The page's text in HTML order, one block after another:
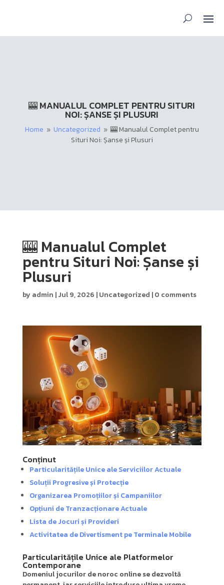
🎰 MANUALUL COMPLET PENTRU SITURI
NOI: ȘANSE ȘI PLUSURI
Home 9 Uncategorized 9 🎰 Manualul Complet pentru
Situri Noi: Șanse și Plusuri
🎰 Manualul Complet
pentru Situri Noi: Șanse și
Plusuri
by admin |Jul 9, 2026 |Uncategorized |0 comments
Conținut
Particularitățile Unice ale Serviciilor Actuale
Soluții Progresive și Protecție
Organizarea Promoțiilor și Campaniilor
Opțiuni de Tranzacționare Actuale
Lista de Jocuri și Provideri
Activitatea de Divertisment pe Terminale Mobile
Particularitățile Unice ale Platformelor
Contemporane
Domeniul jocurilor de noroc online se dezvoltă